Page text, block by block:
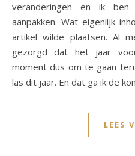
veranderingen en ik
aanpakken. Wat eigenlijk
artikel wilde plaatsen. Al
gezorgd dat het jaar
moment dus om te gaan
las dit jaar. En dat ga ik de
LEES